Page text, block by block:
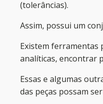
(tolerâncias).
Assim, possui um
Existem ferramentas
analíticas, encontrar
Essas e algumas
das peças possam